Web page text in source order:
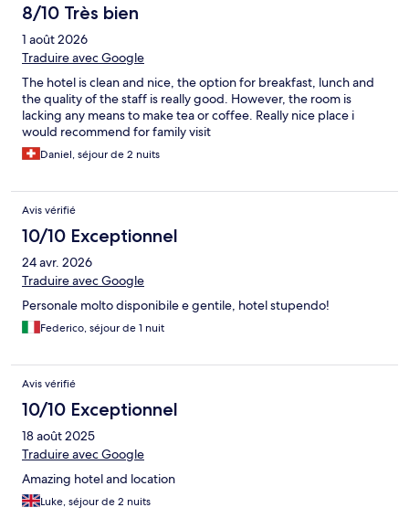
8/10 Très bien
1 août 2026
Traduire avec Google
The hotel is clean and nice, the option for breakfast, lunch and
the quality of the staff is really good. However, the room is
lacking any means to make tea or coffee. Really nice place i
would recommend for family visit
Daniel, séjour de 2 nuits
Avis vérifié
10/10 Exceptionnel
24 avr. 2026
Traduire avec Google
Personale molto disponibile e gentile, hotel stupendo!
Federico, séjour de 1 nuit
Avis vérifié
10/10 Exceptionnel
18 août 2025
Traduire avec Google
Amazing hotel and location
Luke, séjour de 2 nuits